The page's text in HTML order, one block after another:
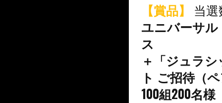
【賞品】 当
ユニバーサ
ス
＋「ジュラ
ト ご招待（
100組200名様